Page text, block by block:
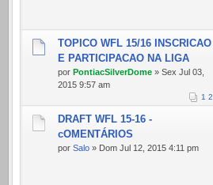
TOPICO WFL 15/16 INSCRICAO
E PARTICIPACAO NA LIGA
por PontiacSilverDome » Sex Jul 03,
2015 9:57 am
1 2
DRAFT WFL 15-16 -
cOMENTÁRIOS
por Salo » Dom Jul 12, 2015 4:11 pm